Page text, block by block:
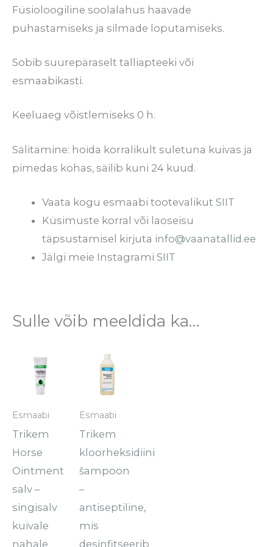
Füsioloogiline soolalahus haavade
puhastamiseks ja silmade loputamiseks.
Sobib suurepäraselt talliapteeki või
esmaabikasti.
Keeluaeg võistlemiseks 0 h.
Sälitamine: hoida korralikult suletuna kuivas ja
pimedas kohas, säilib kuni 24 kuud.
Vaata kogu esmaabi tootevalikutSIIT
Küsimuste korral või laoseisu
täpsustamisel kirjuta info@vaanatallid.ee
Jälgi meie InstagramiSIIT
Sulle võib meeldida ka…
Esmaabi
Trikem
Horse
Ointment
salv –
singisalv
kuivale
nahale
Hinnavahemik:
€7.90
kuni
€15.50
Sellel
tootel
mitu
varianti.
Valikuid
saab
teha
tootelehel.
Esmaabi
Trikem
kloorheksidiini
šampoon
–
antiseptiline,
mis
desinfitseerib
€10.40
kuni
€77.50
Sellel
tootel
mitu
varianti.
Valikuid
saab
tootelehel.